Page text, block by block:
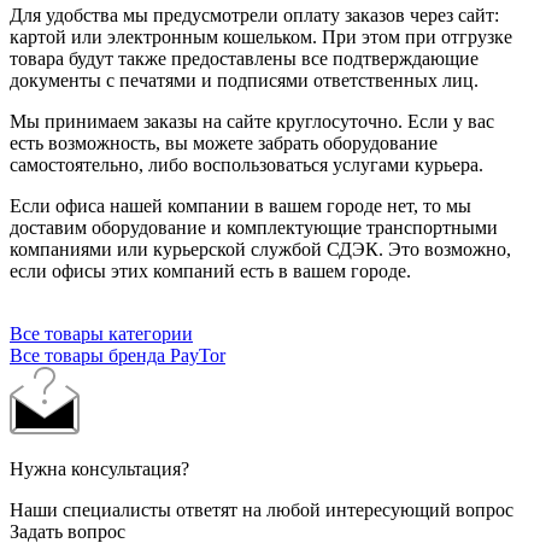
Для удобства мы предусмотрели оплату заказов через сайт:
картой или электронным кошельком. При этом при отгрузке
товара будут также предоставлены все подтверждающие
документы с печатями и подписями ответственных лиц.
Мы принимаем заказы на сайте круглосуточно. Если у вас
есть возможность, вы можете забрать оборудование
самостоятельно, либо воспользоваться услугами курьера.
Если офиса нашей компании в вашем городе нет, то мы
доставим оборудование и комплектующие транспортными
компаниями или курьерской службой СДЭК. Это возможно,
если офисы этих компаний есть в вашем городе.
Все товары категории
Все товары бренда PayTor
Нужна консультация?
Наши специалисты ответят на любой интересующий вопрос
Задать вопрос